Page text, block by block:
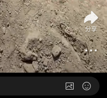
分享